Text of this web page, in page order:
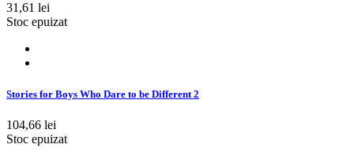
31,61 lei
Stoc epuizat
Stories for Boys Who Dare to be Different 2
104,66 lei
Stoc epuizat